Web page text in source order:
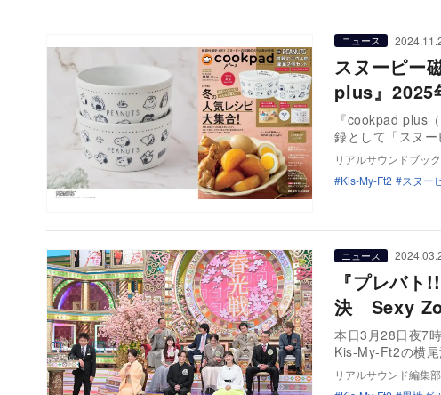
ニュース
スヌーピー
plus』2025
『cookpad plus
録として「スヌ
リアルサウンドブッ
Kis-My-Ft2
スヌー
ニュース
『プレバ
決 Sexy
本日3月28日夜7
Kis-My-Ft2の横
リアルサウンド編集部